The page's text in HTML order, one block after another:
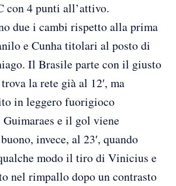
con 4 punti all’attivo.
due i cambi rispetto alla prima
e Cunha titolari al posto di
Il Brasile parte con il giusto
la rete già al 12′, ma
in leggero fuorigioco
e il gol viene
invece, al 23′, quando
modo il tiro di Vinicius e
nel rimpallo dopo un contrasto